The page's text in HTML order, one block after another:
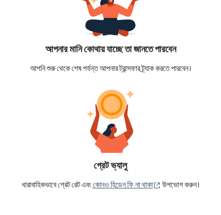
আপনার মানি কোথায় যাচ্ছে তা জানতে পারবেন
আপনি শুরু থেকে শেষ পর্যন্ত আপনার ট্রান্সফার ট্র্যাক করতে পারবেন।
গ্রেট ভ্যালু
ধারাবাহিকভাবে গ্রেট রেট এবংকোনও হিডেন ফি না থাকা (নতুন উইন্ডোতে খুলবে)
উপভোগ করুন।